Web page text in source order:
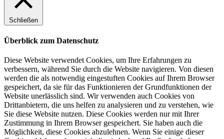
Schließen
Überblick zum Datenschutz
Diese Website verwendet Cookies, um Ihre Erfahrungen zu
verbessern, während Sie durch die Website navigieren. Von diesen
werden die als notwendig eingestuften Cookies auf Ihrem Browser
gespeichert, da sie für das Funktionieren der Grundfunktionen der
Website unerlässlich sind. Wir verwenden auch Cookies von
Drittanbietern, die uns helfen zu analysieren und zu verstehen, wie
Sie diese Website nutzen. Diese Cookies werden nur mit Ihrer
Zustimmung in Ihrem Browser gespeichert. Sie haben auch die
Möglichkeit, diese Cookies abzulehnen. Wenn Sie einige dieser